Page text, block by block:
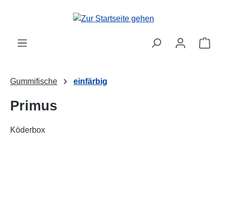
Gummifische einfärbig
Primus
Köderbox